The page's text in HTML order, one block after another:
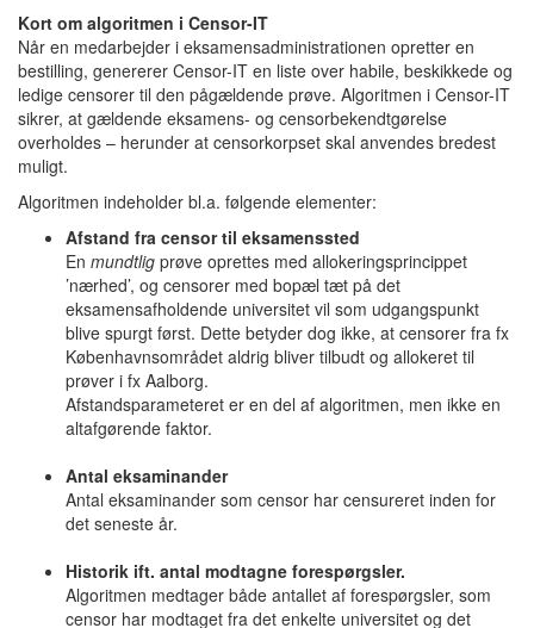
Kort om algoritmen i Censor-IT
Når en medarbejder i eksamensadministrationen opretter en
bestilling, genererer Censor-IT en liste over habile, beskikkede og
ledige censorer til den pågældende prøve. Algoritmen i Censor-IT
sikrer, at gældende eksamens- og censorbekendtgørelse
overholdes – herunder at censorkorpset skal anvendes bredest
muligt.
Algoritmen indeholder bl.a. følgende elementer:
Afstand fra censor til eksamenssted
En mundtlig prøve oprettes med allokeringsprincippet
’nærhed’, og censorer med bopæl tæt på det
eksamensafholdende universitet vil som udgangspunkt
blive spurgt først. Dette betyder dog ikke, at censorer fra fx
Københavnsområdet aldrig bliver tilbudt og allokeret til
prøver i fx Aalborg.
Afstandsparameteret er en del af algoritmen, men ikke en
altafgørende faktor.
Antal eksaminander
Antal eksaminander som censor har censureret inden for
det seneste år.
Historik ift. antal modtagne forespørgsler.
Algoritmen medtager både antallet af forespørgsler, som
censor har modtaget fra det enkelte universitet og det